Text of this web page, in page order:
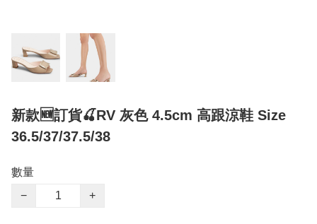
新款🆕訂貨🍒RV 灰色 4.5cm 高跟涼鞋 Size
36.5/37/37.5/38
數量
−
+